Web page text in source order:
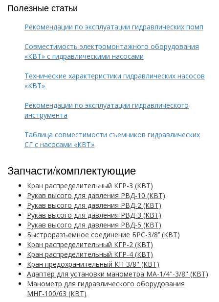
Полезные статьи
Рекомендации по эксплуатации гидравлических помп
Совместимость электромонтажного оборудования
«КВТ» с гидравлическими насосами
Технические характеристики гидравлических насосов
«КВТ»
Рекомендации по эксплуатации гидравлического
инструмента
Таблица совместимости съемников гидравлических
СГ с насосами «КВТ»
Запчасти/комплектующие
Кран распределительный КГР-3 (КВТ)
Рукав высого для давления РВД-10 (КВТ)
Рукав высого для давления РВД-2 (КВТ)
Рукав высого для давления РВД-3 (КВТ)
Рукав высого для давления РВД-5 (КВТ)
Быстроразъемное соединение БРС-3/8’’ (КВТ)
Кран распределительный КГР-2 (КВТ)
Кран распределительный КГР-4 (КВТ)
Кран предохранительный КП-3/8" (КВТ)
Адаптер для установки манометра МА-1/4"-3/8" (КВТ)
Манометр для гидравлического оборудования
МНГ-100/63 (КВТ)